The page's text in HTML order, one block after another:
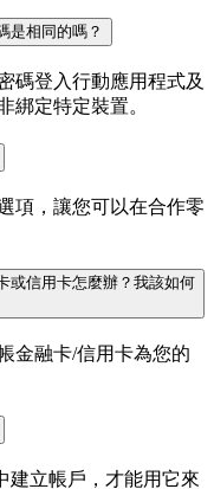
是相同的嗎？
碼登入行動應用程式及
綁定特定裝置。
項，讓您可以在合作零
或信用卡怎麼辦？我該如何
金融卡/信用卡為您的
建立帳戶，才能用它來